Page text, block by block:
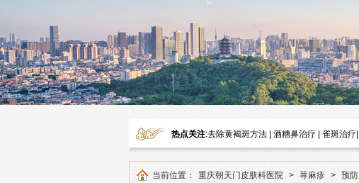
热点关注:去除黄褐斑方法 | 酒糟鼻治疗 | 雀斑治疗|
当前位置： 重庆朝天门皮肤科医院 > 荨麻疹 > 预防